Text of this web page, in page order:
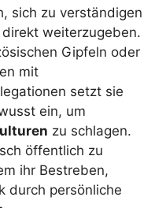
sich zu verständigen
weiterzugeben.
Gipfeln oder
mit
setzt sie
ein, um
zu schlagen.
öffentlich zu
ihr Bestreben,
durch persönliche